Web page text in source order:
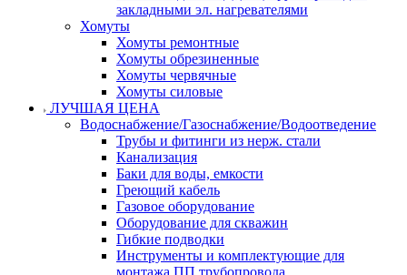
закладными эл. нагревателями
Хомуты
Хомуты ремонтные
Хомуты обрезиненные
Хомуты червячные
Хомуты силовые
ЛУЧШАЯ ЦЕНА
Водоснабжение/Газоснабжение/Водоотведение
Трубы и фитинги из нерж. стали
Канализация
Баки для воды, емкости
Греющий кабель
Газовое оборудование
Оборудование для скважин
Гибкие подводки
Инструменты и комплектующие для
монтажа ПП трубопровода